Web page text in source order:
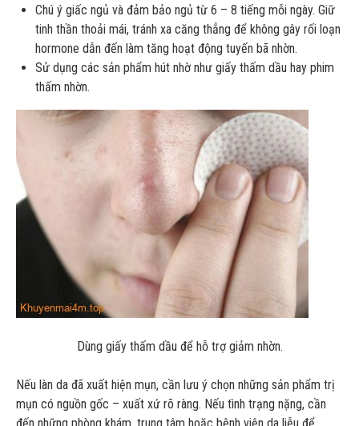
Chú ý giấc ngủ và đảm bảo ngủ từ 6 – 8 tiếng mỗi ngày. Giữ
tinh thần thoải mái, tránh xa căng thẳng để không gây rối loạn
hormone dẫn đến làm tăng hoạt động tuyến bã nhờn.
Sử dụng các sản phẩm hút nhờ như giấy thấm dầu hay phim
thấm nhờn.
Dùng giấy thấm dầu để hỗ trợ giảm nhờn.
Nếu làn da đã xuất hiện mụn, cần lưu ý chọn những sản phẩm trị
mụn có nguồn gốc – xuất xứ rõ ràng. Nếu tình trạng nặng, cần